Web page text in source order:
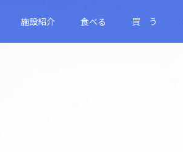
施設紹介 食べる 買 う